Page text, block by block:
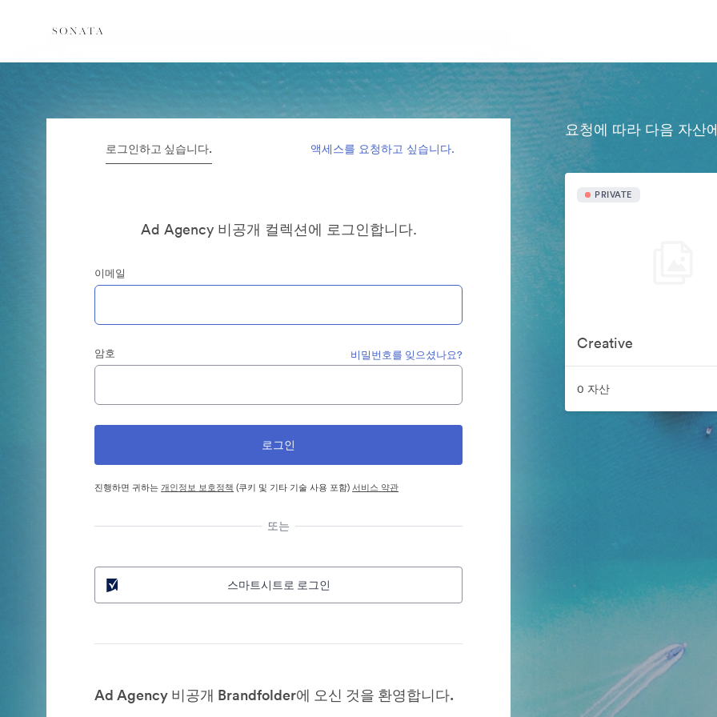
로그인하고 싶습니다. 액세스를 요청하고 싶습니다.
Ad Agency 비공개 컬렉션에 로그인합니다.
이메일
암호 비밀번호를 잊으셨나요?
진행하면 귀하는개인정보 보호정책 (쿠키 및 기타 기술 사용 포함)서비스 약관
또는
스마트시트로 로그인
Ad Agency 비공개 Brandfolder에 오신 것을 환영합니다.
요청에 따라 다음 자산
PRIVATE
Creative
0 자산